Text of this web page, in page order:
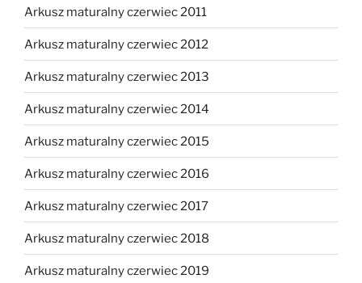
Arkusz maturalny czerwiec 2011
Arkusz maturalny czerwiec 2012
Arkusz maturalny czerwiec 2013
Arkusz maturalny czerwiec 2014
Arkusz maturalny czerwiec 2015
Arkusz maturalny czerwiec 2016
Arkusz maturalny czerwiec 2017
Arkusz maturalny czerwiec 2018
Arkusz maturalny czerwiec 2019